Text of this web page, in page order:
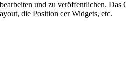
und zu veröffentlichen. Das
die Position der Widgets, etc.